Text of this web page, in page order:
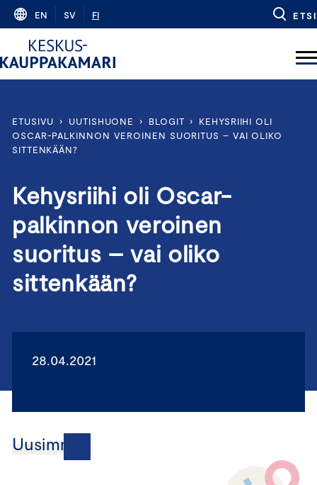
Skip
content
EN SV FI ETSI
ETUSIVU › UUTISHUONE › BLOGIT ›
KEHYSRIIHI OLI
OSCAR-PALKINNON VEROINEN SUORITUS – VAI OLIKO
SITTENKÄÄN?
Kehysriihi oli Oscar-
palkinnon veroinen
suoritus – vai oliko
sittenkään?
28.04.2021
Uusimmat